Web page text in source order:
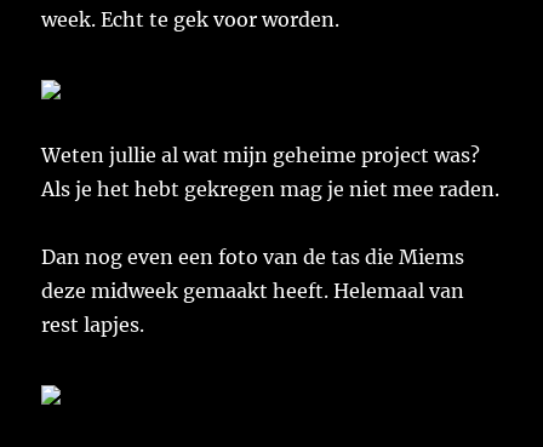
week. Echt te gek voor worden.
Weten jullie al wat mijn geheime project was?
Als je het hebt gekregen mag je niet mee raden.
Dan nog even een foto van de tas die Miems
deze midweek gemaakt heeft. Helemaal van
rest lapjes.